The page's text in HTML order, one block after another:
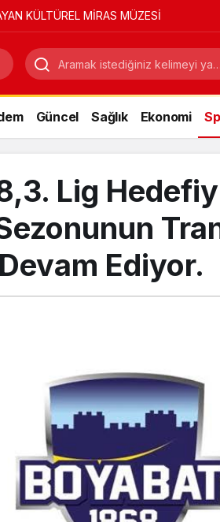
KÜLTÜREL MİRAS MÜZESİ
Güncel Sağlık Ekonomi
Lig
Ediyor.